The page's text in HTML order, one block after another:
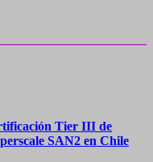
Tier III de
SAN2 en Chile